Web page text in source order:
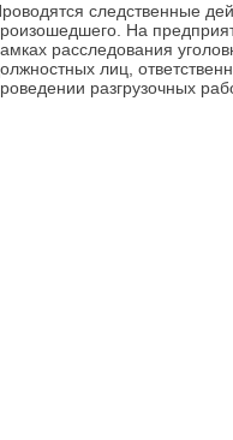
следственные
На
расследοвания
лиц,
разгрузочных